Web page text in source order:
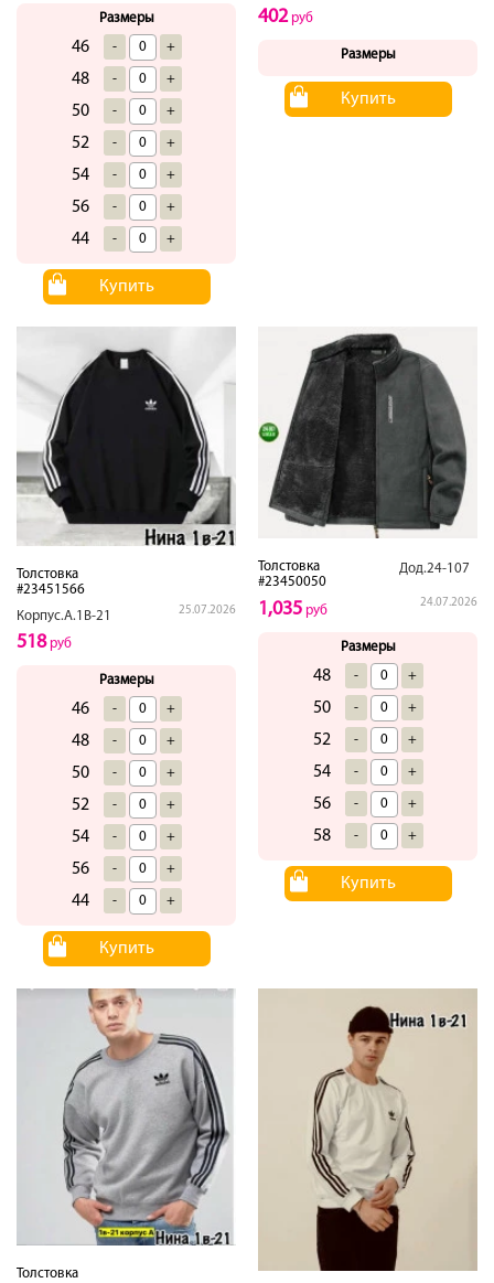
Размеры
46 - +
48 - +
50 - +
52 - +
54 - +
56 - +
44 - +
Купить
402руб
Размеры
Купить
Толстовка
#23451566
Корпус.А.1В-21
25.07.2026
518руб
Размеры
46 - +
48 - +
50 - +
52 - +
54 - +
56 - +
44 - +
Купить
Толстовка
#23450050
Дод.24-107
24.07.2026
1,035 руб
Размеры
48 - +
50 - +
52 - +
54 - +
56 - +
58 - +
Купить
Толстовка